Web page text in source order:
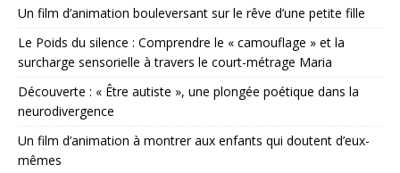
Un film d’animation bouleversant sur le rêve d’une petite fille
Le Poids du silence : Comprendre le « camouflage » et la
surcharge sensorielle à travers le court-métrage Maria
Découverte : « Être autiste », une plongée poétique dans la
neurodivergence
Un film d’animation à montrer aux enfants qui doutent d’eux-
mêmes